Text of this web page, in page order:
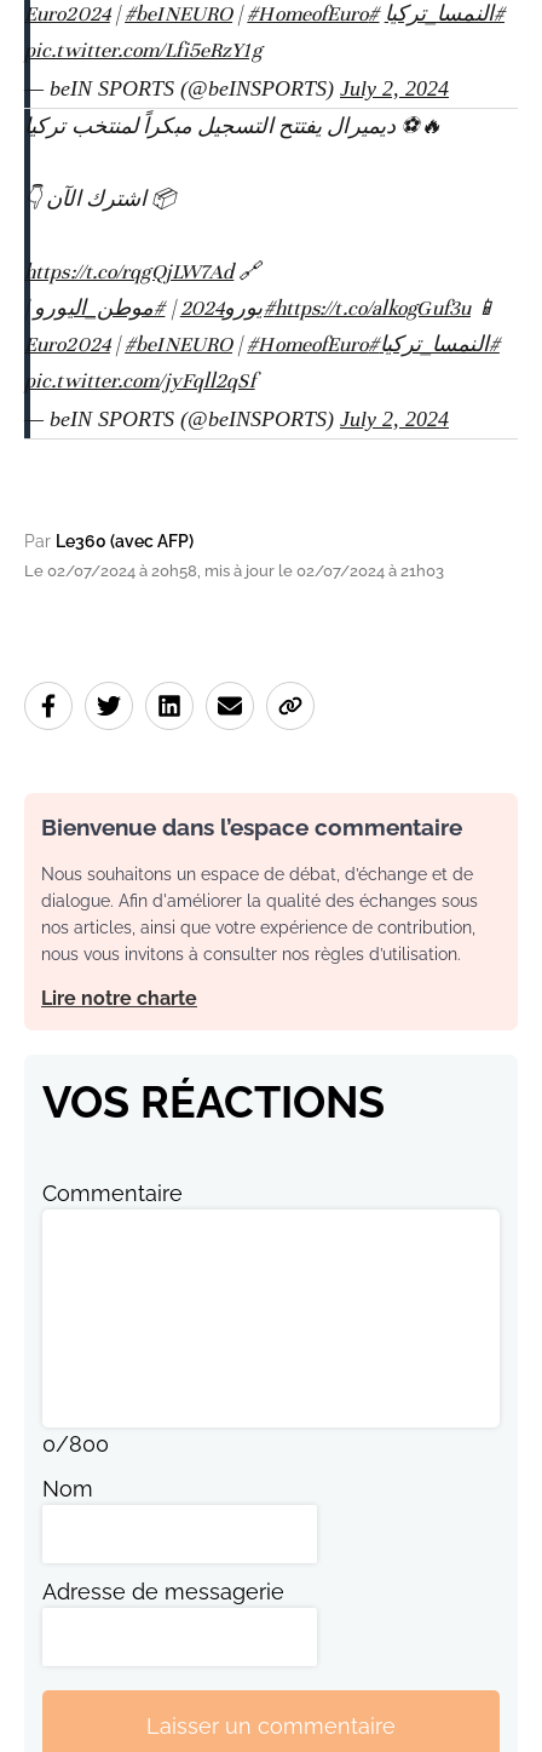
#النمسا_تركيا #Euro2024
|#beINEURO|#HomeofEuro
pic.twitter.com/Lfi5eRzY1g
— beIN SPORTS (@beINSPORTS) July 2, 2024
🔥⚽️ ديميرال يفتتح التسجيل مبكراً لمنتخب تركيا
📦 اشترك الآن 👇
🔗
https://t.co/rqgQjLW7Ad
📱
https://t.co/alkogGuf3u#يورو2024 |#موطن_اليورو|
#النمسا_تركيا#Euro2024
|#beINEURO|#HomeofEuro
pic.twitter.com/jyFqll2qSf
— beIN SPORTS (@beINSPORTS) July 2, 2024
Par Le360 (avec AFP)
Le 02/07/2024 à 20h58, mis à jour le 02/07/2024 à 21h03
Bienvenue dans l’espace commentaire
Nous souhaitons un espace de débat, d’échange et de
dialogue. Afin d'améliorer la qualité des échanges sous
nos articles, ainsi que votre expérience de contribution,
nous vous invitons à consulter nos règles d’utilisation.
Lire notre charte
VOS RÉACTIONS
Commentaire
0/800
Nom
Adresse de messagerie
Laisser un commentaire